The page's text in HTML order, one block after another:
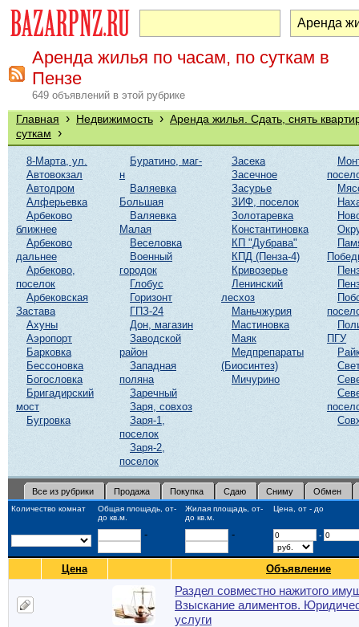
Аренда жилья по часам, по суткам в
Пензе
649 объявлений в этой рубрике
Главная › Недвижимость › Аренда жилья. Сдать, снять
суткам ›
8-Марта, ул.
Автовокзал
Автодром
Алферьевка
Арбеково
ближнее
Арбеково
дальнее
Арбеково,
поселок
Арбековская
Застава
Ахуны
Аэропорт
Барковка
Бессоновка
Богословка
Бригадирский
мост
Бугровка
Буратино, маг-
н
Валяевка
Большая
Валяевка
Малая
Веселовка
Военный
городок
Глобус
Горизонт
ГПЗ-24
Дон, магазин
Заводской
район
Западная
поляна
Заречный
Заря, совхоз
Заря-1,
поселок
Заря-2,
поселок
Засека
Засечное
Засурье
ЗИФ, поселок
Золотаревка
Константиновка
КП "Дубрава"
КПД (Пенза-4)
Кривозерье
Ленинский
лесхоз
Маньчжурия
Мастиновка
Маяк
Медпрепараты
(Биосинтез)
Мичурино
ПГУ
Все из рубрики Продажа Покупка Сдаю Сниму Обмен
Количество комнат
Общая площадь, от-
до кв.м.
Жилая площадь, от-
до кв.м.
Цена, от - до
- - -
Цена Объявление
Раздел совместно нажитого
Взыскание алиментов.
услуги